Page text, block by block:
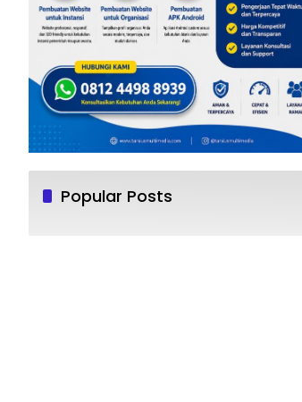
Popular Posts